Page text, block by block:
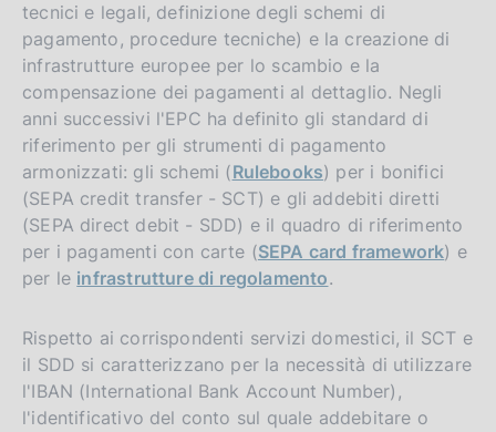
tecnici e legali, definizione degli schemi di
pagamento, procedure tecniche) e la creazione di
infrastrutture europee per lo scambio e la
compensazione dei pagamenti al dettaglio. Negli
anni successivi l'EPC ha definito gli standard di
riferimento per gli strumenti di pagamento
armonizzati: gli schemi (Rulebooks) per i bonifici
(SEPA credit transfer - SCT) e gli addebiti diretti
(SEPA direct debit - SDD) e il quadro di riferimento
per i pagamenti con carte (SEPA card framework) e
per le infrastrutture di regolamento.
Rispetto ai corrispondenti servizi domestici, il SCT e
il SDD si caratterizzano per la necessità di utilizzare
l'IBAN (International Bank Account Number),
l'identificativo del conto sul quale addebitare o